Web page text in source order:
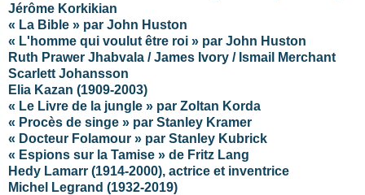
Jérôme Korkikian
« La Bible » par John Huston
« L'homme qui voulut être roi » par John Huston
Ruth Prawer Jhabvala / James Ivory / Ismail Merchant
Scarlett Johansson
Elia Kazan (1909-2003)
« Le Livre de la jungle » par Zoltan Korda
« Procès de singe » par Stanley Kramer
« Docteur Folamour » par Stanley Kubrick
« Espions sur la Tamise » de Fritz Lang
Hedy Lamarr (1914-2000), actrice et inventrice
Michel Legrand (1932-2019)